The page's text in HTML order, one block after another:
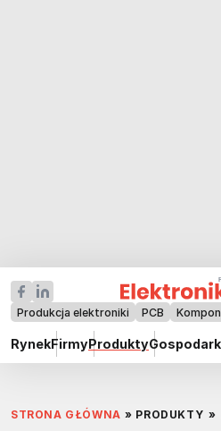
Produkcja elektroniki PCB
RynekFirmyProdukty
STRONA GŁÓWNA » PRODUKTY »